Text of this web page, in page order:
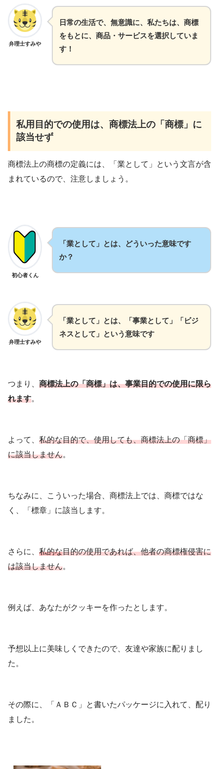
弁理士すみや
日常の生活で、無意識に、私たちは、商標
をもとに、商品・サービスを選択していま
す！
私用目的での使用は、商標法上の「商標」に
該当せず
商標法上の商標の定義には、「業として」という文言が含
まれているので、注意しましょう。
初心者くん
「業として」とは、どういった意味です
か？
弁理士すみや
「業として」とは、「事業として」「ビジ
ネスとして」という意味です
つまり、 商標法上の「商標」は、事業目的での使用に限ら
れます。
よって、 私的な目的で、使用しても、商標法上の「商標」
に該当しません。
ちなみに、こういった場合、商標法上では、商標ではな
く、「標章」に該当します。
さらに、 私的な目的の使用であれば、他者の商標権侵害に
は該当しません。
例えば、あなたがクッキーを作ったとします。
予想以上に美味しくできたので、友達や家族に配りまし
た。
その際に、「ＡＢＣ」と書いたパッケージに入れて、配り
ました。